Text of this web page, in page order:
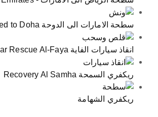
سطحة الامارات الى الدوحة UAE Flatbed to Doha
انقاذ سيارات الفاية Car Rescue Al-Faya
ريكفري السمحة Recovery Al Samha
ريكفري الشهامة